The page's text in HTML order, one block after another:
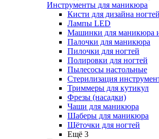
Инструменты для маникюра
Кисти для дизайна
Лампы LED
Машинки для маникюра
Палочки для маникюра
Пилочки для ногтей
Полировки для ногтей
Пылесосы настольные
Стерилизация
Триммеры для кутикул
Фрезы (насадки)
Чаши для маникюра
Шаберы для маникюра
Щёточки для ногтей
Ещё 3